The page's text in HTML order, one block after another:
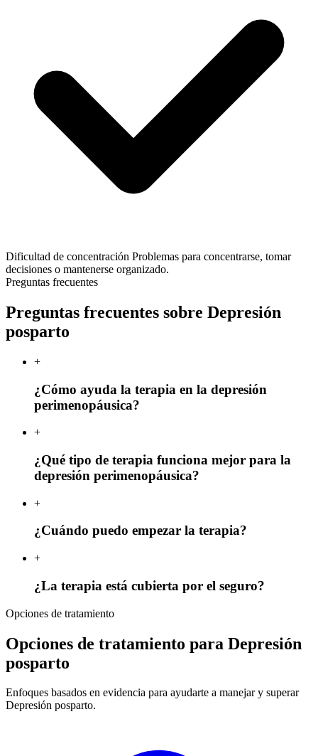
Dificultad de concentración Problemas para concentrarse, tomar
decisiones o mantenerse organizado.
Preguntas frecuentes
Preguntas frecuentes sobre Depresión
posparto
+
¿Cómo ayuda la terapia en la depresión
perimenopáusica?
+
¿Qué tipo de terapia funciona mejor para la
depresión perimenopáusica?
+
¿Cuándo puedo empezar la terapia?
+
¿La terapia está cubierta por el seguro?
Opciones de tratamiento
Opciones de tratamiento para Depresión
posparto
Enfoques basados en evidencia para ayudarte a manejar y superar
Depresión posparto.